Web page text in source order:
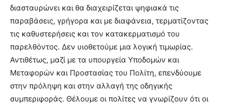
διασταυρώνει και θα διαχειρίζεται ψηφιακά τις
παραβάσεις, γρήγορα και με διαφάνεια, τερματίζοντας
τις καθυστερήσεις και τον κατακερματισμό του
παρελθόντος. Δεν υιοθετούμε μια λογική τιμωρίας.
Αντιθέτως, μαζί με τα υπουργεία Υποδομών και
Μεταφορών και Προστασίας του Πολίτη, επενδύουμε
στην πρόληψη και στην αλλαγή της οδηγικής
συμπεριφοράς. Θέλουμε οι πολίτες να γνωρίζουν ότι οι